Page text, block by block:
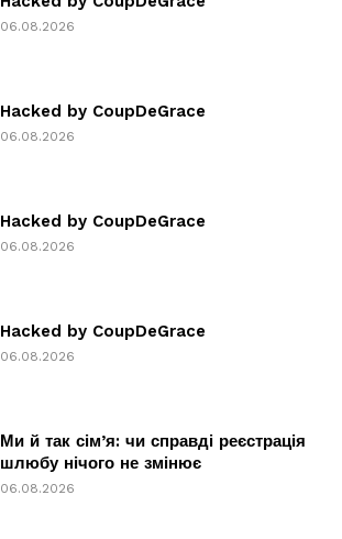
06.08.2026
Hacked by CoupDeGrace
06.08.2026
Hacked by CoupDeGrace
06.08.2026
Hacked by CoupDeGrace
06.08.2026
Ми й так сім’я: чи справді реєстрація
шлюбу нічого не змінює
06.08.2026